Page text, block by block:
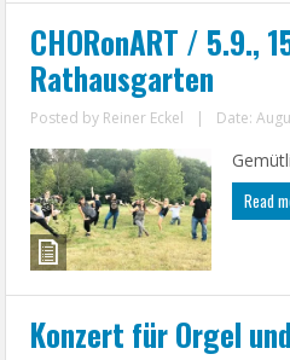
CHORonART / 5.9.,
Rathausgarten
Posted by Reiner Eckel | Date:
Read
Konzert für Orgel